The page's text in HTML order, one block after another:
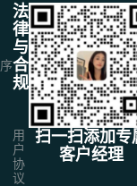
法
律
与
合
规
用
户
协
议
扫一扫添加专
客户经理